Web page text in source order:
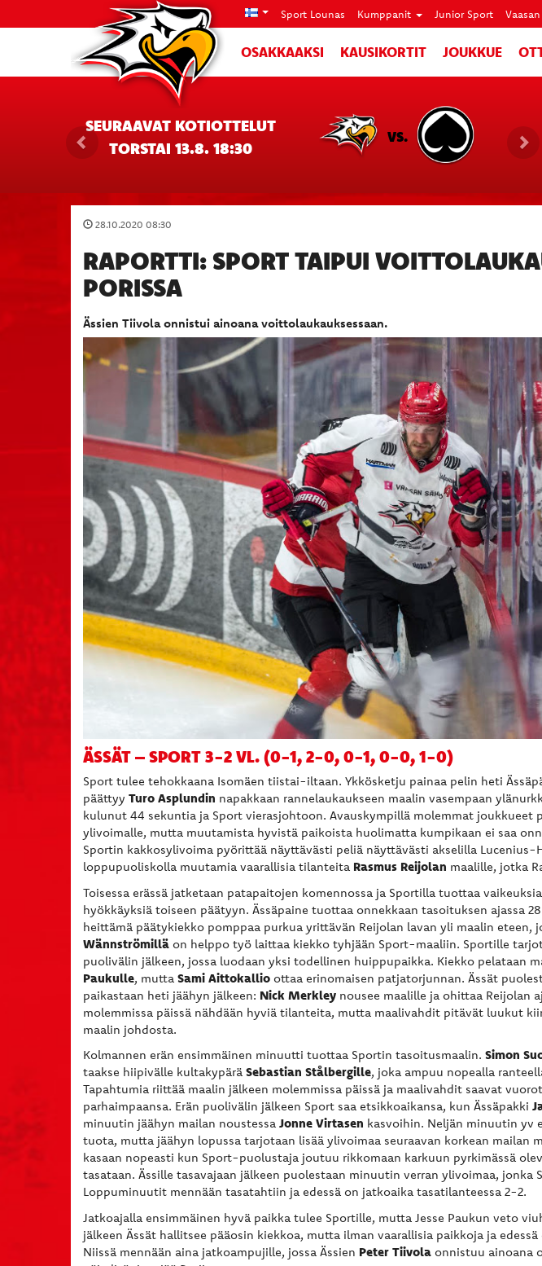
Sport Lounas Kumppanit Junior Sport
OSAKKAAKSI KAUSIKORTIT JOUKKUE
SEURAAVAT KOTIOTTELUT
TORSTAI 13.8. 18:30
VS.
28.10.2020 08:30
RAPORTTI: SPORT TAIPUI
PORISSA
Ässien Tiivola onnistui ainoana voittolaukauksessaan.
ÄSSÄT – SPORT 3-2 VL. (0-1, 2-0, 0-1, 0-0, 1-0)
Sport tulee tehokkaana Isomäen tiistai-iltaan. Ykkösketju painaa pelin heti
päättyy Turo Asplundin napakkaan rannelaukaukseen maalin vasempaan
kulunut 44 sekuntia ja Sport vierasjohtoon. Avauskympillä molemmat joukkueet
ylivoimalle, mutta muutamista hyvistä paikoista huolimatta kumpikaan ei saa
Sportin kakkosylivoima pyörittää näyttävästi peliä näyttävästi akselilla Lucenius-
loppupuoliskolla muutamia vaarallisia tilanteita Rasmus Reijolan maalille, jotka
Toisessa erässä jatketaan patapaitojen komennossa ja Sportilla tuottaa
hyökkäyksiä toiseen päätyyn. Ässäpaine tuottaa onnekkaan tasoituksen ajassa
heittämä päätykiekko pomppaa purkua yrittävän Reijolan lavan yli maalin eteen,
Wännströmillä on helppo työ laittaa kiekko tyhjään Sport-maaliin. Sportille
puolivälin jälkeen, jossa luodaan yksi todellinen huippupaikka. Kiekko pelataan
Paukulle, mutta Sami Aittokallio ottaa erinomaisen patjatorjunnan. Ässät
paikastaan heti jäähyn jälkeen: Nick Merkley nousee maalille ja ohittaa Reijolan
molemmissa päissä nähdään hyviä tilanteita, mutta maalivahdit pitävät luukut
maalin johdosta.
Kolmannen erän ensimmäinen minuutti tuottaa Sportin tasoitusmaalin. Simon
taakse hiipivälle kultakypärä Sebastian Stålbergille, joka ampuu nopealla
Tapahtumia riittää maalin jälkeen molemmissa päissä ja maalivahdit saavat
parhaimpaansa. Erän puolivälin jälkeen Sport saa etsikkoaikansa, kun Ässäpakki
minuutin jäähyn mailan noustessa Jonne Virtasen kasvoihin. Neljän minuutin yv
tuota, mutta jäähyn lopussa tarjotaan lisää ylivoimaa seuraavan korkean mailan
kasaan nopeasti kun Sport-puolustaja joutuu rikkomaan karkuun pyrkimässä
tasataan. Ässille tasavajaan jälkeen puolestaan minuutin verran ylivoimaa, jonka
Loppuminuutit mennään tasatahtiin ja edessä on jatkoaika tasatilanteessa 2-2.
Jatkoajalla ensimmäinen hyvä paikka tulee Sportille, mutta Jesse Paukun veto
jälkeen Ässät hallitsee pääosin kiekkoa, mutta ilman vaarallisia paikkoja ja
Niissä mennään aina jatkoampujille, jossa Ässien Peter Tiivola onnistuu ainoana